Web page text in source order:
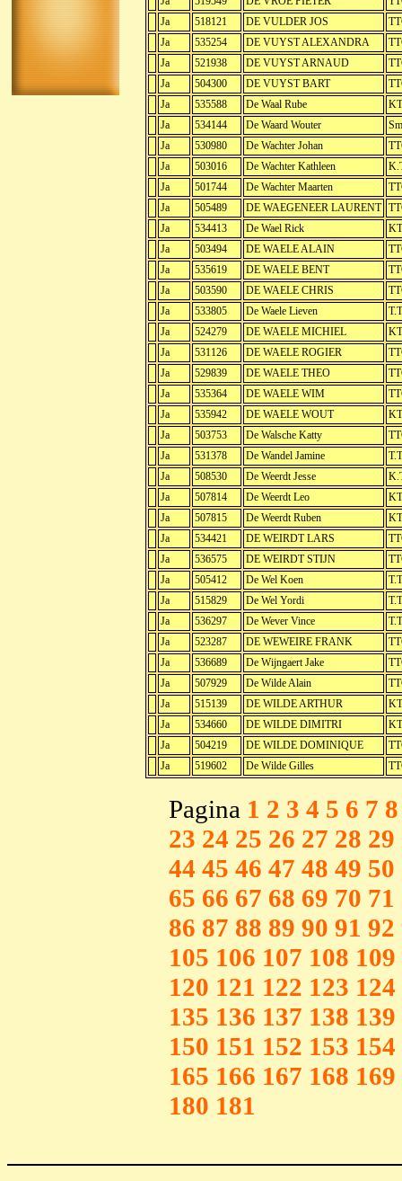
Ja
518121 DE VULDER JOS
Ja
535254 DE VUYST ALEXANDRA
Ja
521938 DE VUYST ARNAUD
Ja
504300 DE VUYST BART
Ja
535588 De Waal Rube
Ja
534144 De Waard Wouter
Ja
530980 De Wachter Johan
Ja
503016 De Wachter Kathleen
Ja
501744 De Wachter Maarten
Ja
505489 DE WAEGENEER LAURENT
Ja
534413 De Wael Rick
Ja
503494 DE WAELE ALAIN
Ja
535619 DE WAELE BENT
Ja
503590 DE WAELE CHRIS
Ja
533805 De Waele Lieven
Ja
524279 DE WAELE MICHIEL
Ja
531126 DE WAELE ROGIER
Ja
529839 DE WAELE THEO
Ja
535364 DE WAELE WIM
Ja
535942 DE WAELE WOUT
Ja
503753 De Walsche Katty
Ja
531378 De Wandel Jamine
Ja
508530 De Weerdt Jesse
Ja
507814 De Weerdt Leo
Ja
507815 De Weerdt Ruben
Ja
534421 DE WEIRDT LARS
Ja
536575 DE WEIRDT STIJN
Ja
505412 De Wel Koen
Ja
515829 De Wel Yordi
Ja
536297 De Wever Vince
Ja
523287 DE WEWEIRE FRANK
Ja
536689 De Wijngaert Jake
Ja
507929 De Wilde Alain
Ja
515139 DE WILDE ARTHUR
Ja
534660 DE WILDE DIMITRI
Ja
504219 DE WILDE DOMINIQUE
Ja
519602 De Wilde Gilles
Pagina 1 2 3 4 5 6 7 8
23 24 25 26 27 28 29
44 45 46 47 48 49 50
65 66 67 68 69 70 71
86 87 88 89 90 91 92
105 106 107 108 109
120 121 122 123 124
135 136 137 138 139
150 151 152 153 154
165 166 167 168 169
180 181